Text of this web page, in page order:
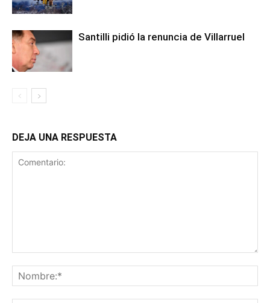
Santilli pidió la renuncia de Villarruel
DEJA UNA RESPUESTA